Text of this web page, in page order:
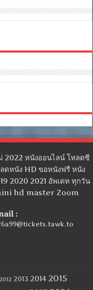
2022 หนังออนไลน์ โหลดซี
ดหนัง HD ขอหนังฟรี หนัง
2020 2021 อัพเดท ทุกวัน
hd master Zoom
:
2012 2013 2014 2015